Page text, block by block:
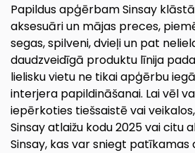
Papildus apģērbam Sinsay
aksesuāri un mājas preces,
segas, spilveni, dvieļi un pat
daudzveidīgā produktu līnija
lielisku vietu ne tikai apģērbu
interjera papildināšanai. Lai vēl
iepērkoties tiešsaistē vai
Sinsay atlaižu kodu 2025 vai citu
Sinsay, kas var sniegt